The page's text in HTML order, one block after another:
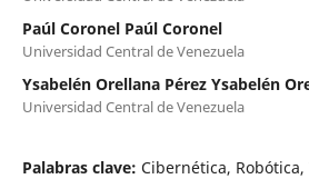
Paúl Coronel Paúl Coronel
Universidad Central de Venezuela
Ysabelén Orellana Pérez Ysabelén
Universidad Central de Venezuela
Palabras clave: Cibernética,